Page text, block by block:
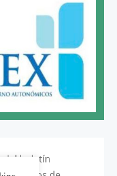
del boletín